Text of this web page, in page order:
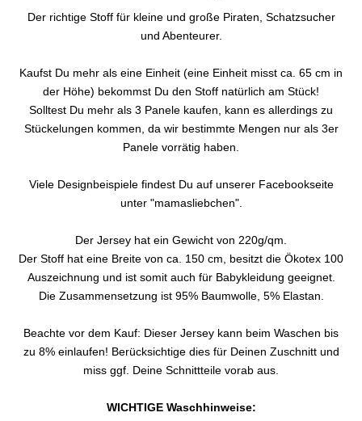
Der richtige Stoff für kleine und große Piraten, Schatzsucher
und Abenteurer.
Kaufst Du mehr als eine Einheit (eine Einheit misst ca. 65 cm in
der Höhe) bekommst Du den Stoff natürlich am Stück!
Solltest Du mehr als 3 Panele kaufen, kann es allerdings zu
Stückelungen kommen, da wir bestimmte Mengen nur als 3er
Panele vorrätig haben.
Viele Designbeispiele findest Du auf unserer Facebookseite
unter "mamasliebchen".
Der Jersey hat ein Gewicht von 220g/qm.
Der Stoff hat eine Breite von ca. 150 cm, besitzt die Ökotex 100
Auszeichnung und ist somit auch für Babykleidung geeignet.
Die Zusammensetzung ist 95% Baumwolle, 5% Elastan.
Beachte vor dem Kauf: Dieser Jersey kann beim Waschen bis
zu 8% einlaufen! Berücksichtige dies für Deinen Zuschnitt und
miss ggf. Deine Schnittteile vorab aus.
WICHTIGE Waschhinweise: